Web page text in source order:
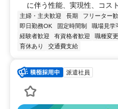
に伴う性能、実現性、コス
主婦・主夫歓迎 長期 フリーター
即日勤務OK
固定時間制 職場見学
経験者歓迎
有資格者歓迎 職種変
育休あり
交通費支給
派遣社員